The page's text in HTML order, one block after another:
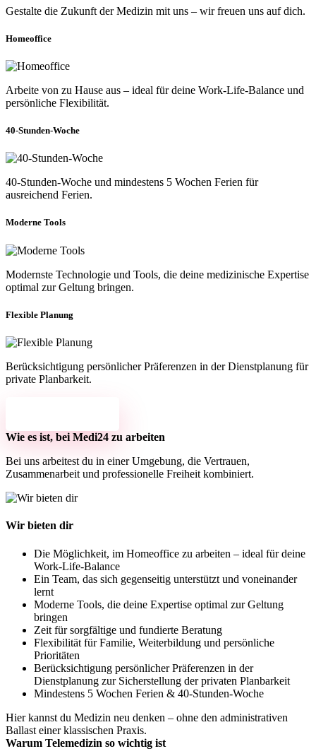
Gestalte die Zukunft der Medizin mit uns – wir freuen uns auf dich.
Homeoffice
Arbeite von zu Hause aus – ideal für deine Work-Life-Balance und
persönliche Flexibilität.
40-Stunden-Woche
40-Stunden-Woche und mindestens 5 Wochen Ferien für
ausreichend Ferien.
Moderne Tools
Modernste Technologie und Tools, die deine medizinische Expertise
optimal zur Geltung bringen.
Flexible Planung
Berücksichtigung persönlicher Präferenzen in der Dienstplanung für
private Planbarkeit.
Wie es ist, bei Medi24 zu arbeiten
Bei uns arbeitest du in einer Umgebung, die Vertrauen,
Zusammenarbeit und professionelle Freiheit kombiniert.
Wir bieten dir
Die Möglichkeit, im Homeoffice zu arbeiten – ideal für deine
Work-Life-Balance
Ein Team, das sich gegenseitig unterstützt und voneinander
lernt
Moderne Tools, die deine Expertise optimal zur Geltung
bringen
Zeit für sorgfältige und fundierte Beratung
Flexibilität für Familie, Weiterbildung und persönliche
Prioritäten
Berücksichtigung persönlicher Präferenzen in der
Dienstplanung zur Sicherstellung der privaten Planbarkeit
Mindestens 5 Wochen Ferien & 40-Stunden-Woche
Hier kannst du Medizin neu denken – ohne den administrativen
Ballast einer klassischen Praxis.
Warum Telemedizin so wichtig ist